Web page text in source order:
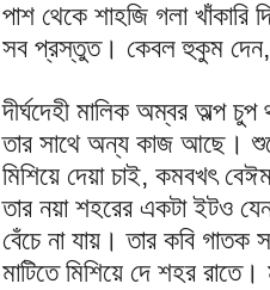
পাশ থেকে শাহজি গলা খাঁকারি
সব প্রস্তুত। কেবল হুকুম দেন,
দীর্ঘদেহী মালিক অম্বর অল্প
তার সাথে অন্য কাজ আছে।
মিশিয়ে দেয়া চাই, কমবখৎ
তার নয়া শহরের একটা ইটও
বেঁচে না যায়। তার কবি
মাটিতে মিশিয়ে দে শহর রাতে।